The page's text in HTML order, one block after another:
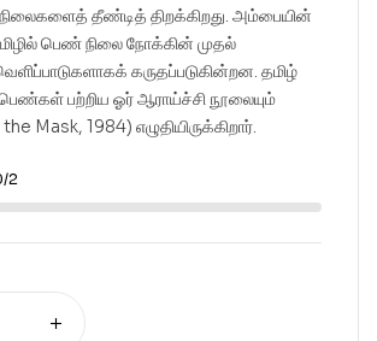
தீண்டித் திறக்கிறது. அம்பையின்
பெண் நிலை நோக்கின் முதல்
கருதப்படுகின்றன. தமிழ்
பற்றிய ஓர் ஆராய்ச்சி நூலையும்
Mask, 1984) எழுதியிருக்கிறார்.
2